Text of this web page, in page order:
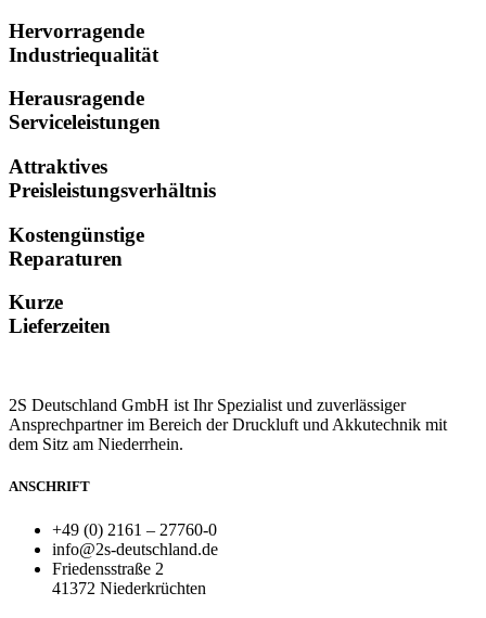
Hervorragende
Industriequalität
Herausragende
Serviceleistungen
Attraktives
Preisleistungsverhältnis
Kostengünstige
Reparaturen
Kurze
Lieferzeiten
2S Deutschland GmbH ist Ihr Spezialist und zuverlässiger
Ansprechpartner im Bereich der Druckluft und Akkutechnik mit
dem Sitz am Niederrhein.
ANSCHRIFT
+49 (0) 2161 – 27760-0
info@2s-deutschland.de
Friedensstraße 2
41372 Niederkrüchten